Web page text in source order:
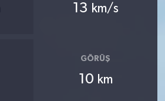
13 km/s
GÖRÜŞ
10 km